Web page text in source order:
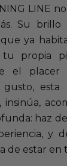
LINE
Su brillo
ya
tu propia
el
gusto,
insinúa,
haz
y
de estar en